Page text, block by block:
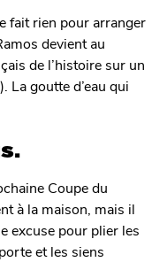
fait rien pour arranger
devient au
de l’histoire sur un
La goutte d’eau qui
Coupe du
à la maison, mais il
excuse pour plier les
et les siens